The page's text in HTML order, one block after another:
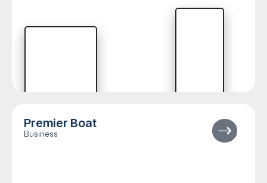
Premier Boat
Business